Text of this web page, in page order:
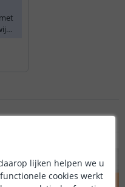
lijken helpen we u
cookies werkt